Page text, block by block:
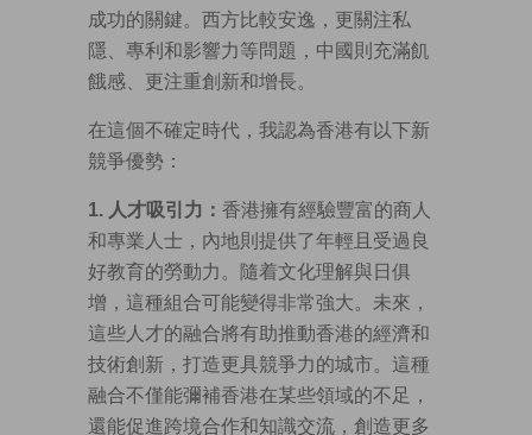
成功的關鍵。西方比較安逸，更關注私
隱、專利和影響力等問題，中國則充滿飢
餓感、更注重創新和增長。
在這個不確定時代，我認為香港有以下新
競爭優勢：
1. 人才吸引力： 香港擁有經驗豐富的商人
和專業人士，內地則提供了年輕且受過良
好教育的勞動力。隨着文化理解與日俱
增，這種組合可能變得非常強大。未來，
這些人才的融合將有助推動香港的經濟和
技術創新，打造更具競爭力的城市。這種
融合不僅能彌補香港在某些領域的不足，
還能促進跨境合作和知識交流，創造更多